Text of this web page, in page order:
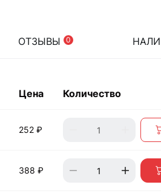
ОТЗЫВЫ 0
Цена Количество
252 ₽
388 ₽